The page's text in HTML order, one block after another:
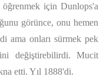
öğrenmek için Dunlops'a
görünce, onu hemen
ama onları sürmek pek
değiştirebilirdi. Mucit
etti. Yıl 1888'di.